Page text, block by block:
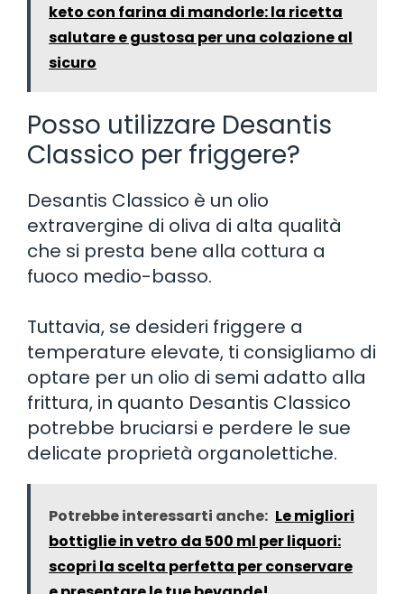
keto con farina di mandorle: la ricetta
salutare e gustosa per una colazione al
sicuro
Posso utilizzare Desantis
Classico per friggere?
Desantis Classico è un olio
extravergine di oliva di alta qualità
che si presta bene alla cottura a
fuoco medio-basso.
Tuttavia, se desideri friggere a
temperature elevate, ti consigliamo di
optare per un olio di semi adatto alla
frittura, in quanto Desantis Classico
potrebbe bruciarsi e perdere le sue
delicate proprietà organolettiche.
Potrebbe interessarti anche: Le migliori
bottiglie in vetro da 500 ml per liquori:
scopri la scelta perfetta per conservare